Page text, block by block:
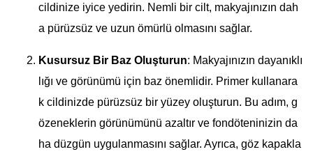
cildinize iyice yedirin. Nemli bir cilt, makyajınızın dah
a pürüzsüz ve uzun ömürlü olmasını sağlar.
Kusursuz Bir Baz Oluşturun: Makyajınızın dayanıklı
lığı ve görünümü için baz önemlidir. Primer kullanara
k cildinizde pürüzsüz bir yüzey oluşturun. Bu adım, g
özeneklerin görünümünü azaltır ve fondöteninizin da
ha düzgün uygulanmasını sağlar. Ayrıca, göz kapakla